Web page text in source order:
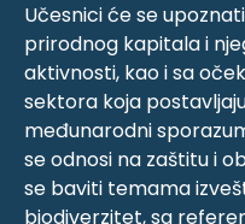
Učesnici će se
prirodnog kapitala i
aktivnosti, kao i sa
sektora koja
međunarodni
se odnosi na zaštitu i
se baviti temama
biodiverzitet, sa